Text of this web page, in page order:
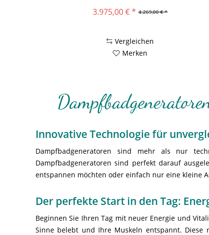
4.269,00 € *
3.975,00 € *
Vergleichen
Merken
Innovative Technologie für
Dampfbadgeneratoren sind mehr als nur
Dampfbadgeneratoren sind perfekt darauf
entspannen möchten oder einfach nur eine kleine
Der perfekte Start in den Tag:
Beginnen Sie Ihren Tag mit neuer Energie und
Sinne belebt und Ihre Muskeln entspannt.